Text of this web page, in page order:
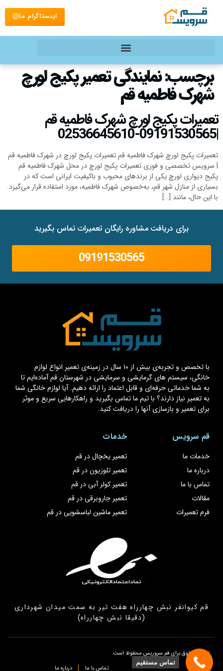
اینستاگرام ما
برچسب:نمایندگی تعمیر پکیج لورچ
شهرک فاطمیه قم
تعمیرات پکیج لورچ شهرک فاطمیه قم
|09191530565-02536645610
تعمیرات پکیج لورچ شهرک فاطمیه قم تعمیرات پکیج لورچ در شهرک فاطمیه قم
| سرویس تخصصی و فوری تعمیرات پکیج لورچ در محل شهرک فاطمیه قم
پکیج دیواری لورچ یکی از برندهای محبوب و باکیفیت ایرانی است که در
بسیاری از منازل شهر قم، به‌خصوص شهرک فاطمیه، مورد استفاده قرار می‌گیرد.
با این حال، مانند […]
برای دریافت مشاوره رایگان تعمیرات تماس بگیرید
09191530565
با تخصص و تجربه‌ی بیش از ۱۰ سال در زمینه‌ی تعمیر انواع لوازم
خانگی، سیستم های گرمایشی و سرمایشی در شهرستان قم آماده‌ایم تا
به شما خدماتی حرفه‌ای و قابل اعتماد را ارائه دهیم. آیا لوازم خانگی شما
به تعمیر نیاز دارند؟ با تیم ما تماس بگیرید و راهکارهایی سریع و موثر
برای تعمیر و بازسازی آنها را دریافت کنید.
قم سرویس
خدمات ما
درباره ما
تماس با ما
مقالات
فرم تعمیرات
خدمات
تعمیر یخچال در قم
تعمیر تلوزیون در قم
تعمیر کولر آبی در قم
تعمیر جاروبرقی در قم
تعمیر ماشین لباسشویی در قم
قم کیوانفر نبش چهارراه هفت تیر به سمت میدان شهرداری
(دقیقا نبش چهارراه)
تمامی حقوق برای قم سروریس محفوظ است.
تماس با ما
درباره ما
تماس مستقیم